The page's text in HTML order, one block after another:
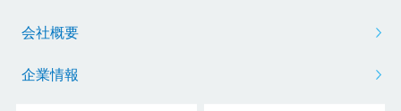
会社概要
企業情報